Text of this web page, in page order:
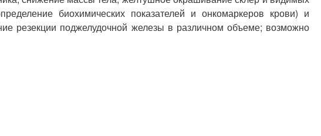
биохимических показателей и онкомаркеров крови) и
резекции поджелудочной железы в различном объеме; возможно